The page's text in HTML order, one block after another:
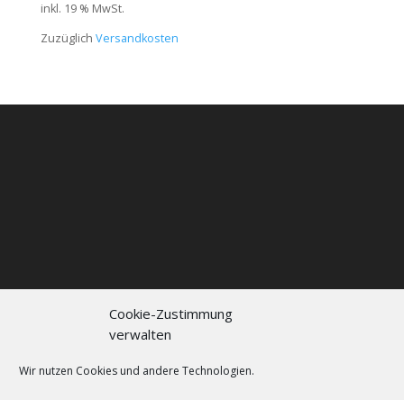
Cookie-Zustimmung
verwalten
Wir nutzen Cookies und andere Technologien.
inkl. 19 % MwSt.
Zuzüglich Versandkosten
Kontakt